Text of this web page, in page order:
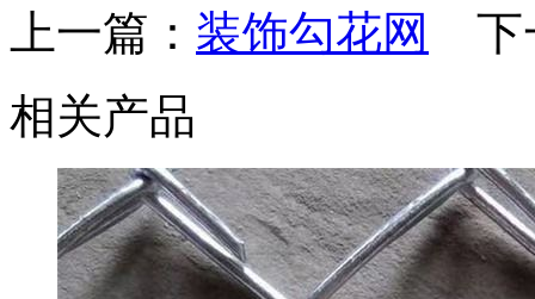
上一篇： 装饰勾花网
下
相关产品